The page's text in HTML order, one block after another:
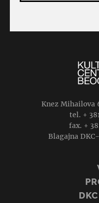
Knez Mihailova
tel. +
fax. +
Blagajna DKC-